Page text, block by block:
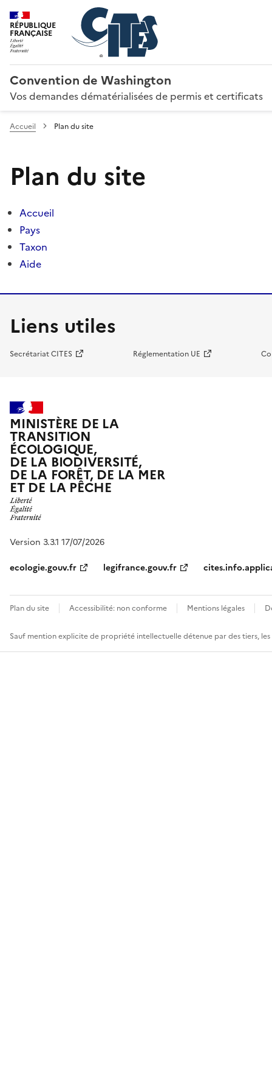
RÉPUBLIQUE
FRANÇAISE
Convention de Washington
Vos demandes dématérialisées de permis et certificats
Accueil Plan du site
Plan du site
Accueil
Pays
Taxon
Aide
Liens utiles
Secrétariat CITES Réglementation UE
MINISTÈRE DE LA
TRANSITION
ÉCOLOGIQUE,
DE LA BIODIVERSITÉ,
DE LA FORÊT, DE LA MER
ET DE LA PÊCHE
Version 3.3.1 17/07/2026
ecologie.gouv.fr
legifrance.gouv.fr
Plan du site Accessibilité: non conforme Mentions légales
Sauf mention explicite de propriété intellectuelle détenue par des tiers,